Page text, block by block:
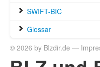
SWIFT-BIC
Glossar
© 2026 by Blzdir.de —